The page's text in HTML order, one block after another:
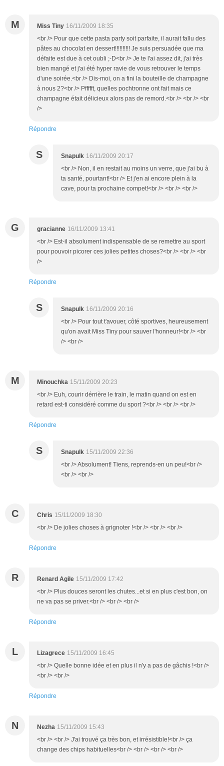
M Miss Tiny 16/11/2009 18:35
<br /> Pour que cette pasta party soit parfaite, il aurait fallu des
pâtes au chocolat en dessert!!!!!!!!!! Je suis persuadée que ma
défaite est due à cet oubli ;-D<br /> Je te l'ai assez dit, j'ai très
bien mangé et j'ai été hyper ravie de vous retrouver le temps
d'une soirée.<br /> Dis-moi, on a fini la bouteille de champagne
à nous 2?<br /> Pffffft, quelles pochtronne ont fait mais ce
champagne était délicieux alors pas de remord.<br /> <br /> <br
/>
Répondre
S Snapulk 16/11/2009 20:17
<br /> Non, il en restait au moins un verre, que j'ai bu à
ta santé, pourtant!<br /> Et j'en ai encore plein à la
cave, pour ta prochaine compet!<br /> <br /> <br />
G gracianne 16/11/2009 13:41
<br /> Est-il absolument indispensable de se remettre au sport
pour pouvoir picorer ces jolies petites choses?<br /> <br /> <br
/>
Répondre
S Snapulk 16/11/2009 20:16
<br /> Pour tout t'avouer, côté sportives, heureusement
qu'on avait Miss Tiny pour sauver l'honneur!<br /> <br
/> <br />
M Minouchka 15/11/2009 20:23
<br /> Euh, courir dérrière le train, le matin quand on est en
retard est-ti considéré comme du sport ?<br /> <br /> <br />
Répondre
S Snapulk 15/11/2009 22:36
<br /> Absolument! Tiens, reprends-en un peu!<br />
<br /> <br />
C Chris 15/11/2009 18:30
<br /> De jolies choses à grignoter !<br /> <br /> <br />
Répondre
R Renard Agile 15/11/2009 17:42
<br /> Plus douces seront les chutes...et si en plus c'est bon, on
ne va pas se priver.<br /> <br /> <br />
Répondre
L Lizagrece 15/11/2009 16:45
<br /> Quelle bonne idée et en plus il n'y a pas de gâchis !<br />
<br /> <br />
Répondre
N Nezha 15/11/2009 15:43
<br /> <br /> J'ai trouvé ça très bon, et irrésistible!<br /> ça
change des chips habituelles<br /> <br /> <br /> <br />